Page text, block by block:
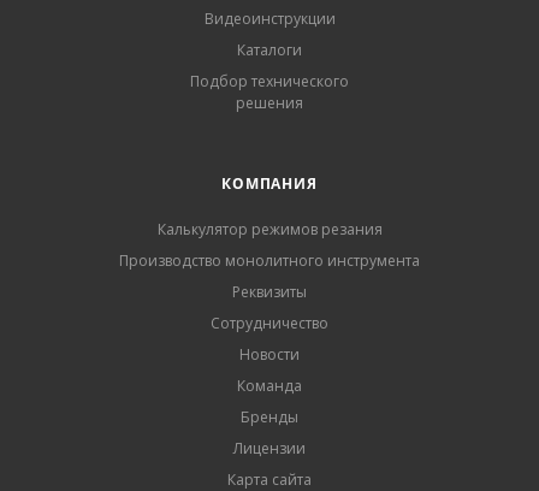
Видеоинструкции
Каталоги
Подбор технического
решения
КОМПАНИЯ
Калькулятор режимов резания
Производство монолитного инструмента
Реквизиты
Сотрудничество
Новости
Команда
Бренды
Лицензии
Карта сайта